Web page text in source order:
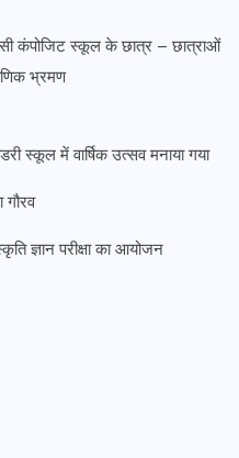
कंपोजिट स्कूल के छात्र – छात्राओं
भ्रमण
स्कूल में वार्षिक उत्सव मनाया गया
गौरव
ज्ञान परीक्षा का आयोजन